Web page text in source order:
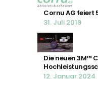
Cornu AG
31. Juli 2019
Die neuen 3M™
12. Januar 2024